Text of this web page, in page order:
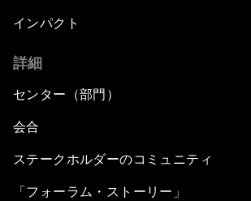
インパクト
詳細
センター（部門）
会合
ステークホルダーのコミュニティ
「フォーラム・ストーリー」